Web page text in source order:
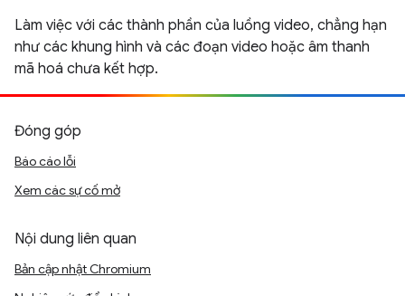
Làm việc với các thành phần của luồng video, chẳng hạn
như các khung hình và các đoạn video hoặc âm thanh
mã hoá chưa kết hợp.
Đóng góp
Báo cáo lỗi
Xem các sự cố mở
Nội dung liên quan
Bản cập nhật Chromium